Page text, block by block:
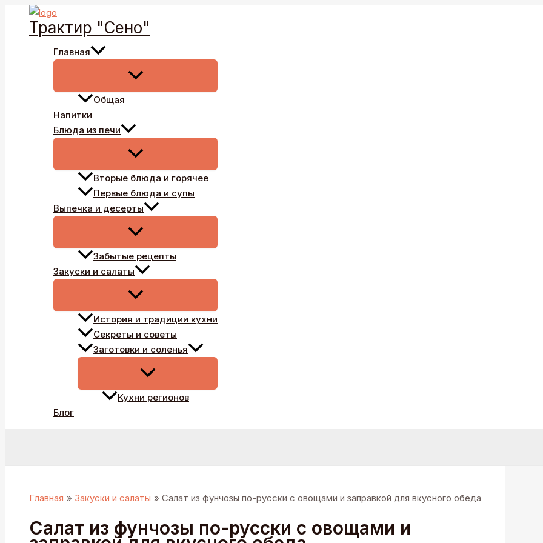
Перейти
Трактир "Сено"
Главная
Общая
Напитки
Блюда из печи
Вторые блюда и горячее
Первые блюда и супы
Выпечка и десерты
Забытые рецепты
Закуски и салаты
История и традиции кухни
Секреты и советы
Заготовки и соленья
Кухни регионов
Блог
Главная Закуски и салаты Салат из фунчозы по-русски с овощами и заправкой для вкусного обеда
Салат из фунчозы по-русски с овощами и